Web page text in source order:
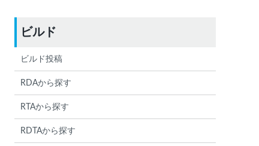
ビルド
ビルド投稿
RDAから探す
RTAから探す
RDTAから探す